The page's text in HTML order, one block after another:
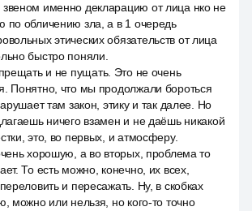
именно декларацию от лица нко не
по обличению зла, а в 1 очередь
этических обязательств от лица
быстро поняли.
и не пущать. Это не очень
Понятно, что мы продолжали бороться
там закон, этику и так далее. Но
ничего взамен и не даёшь никакой
это, во первых, и атмосферу.
хорошую, а во вторых, проблема то
То есть можно, конечно, их всех,
и пересажать. Ну, в скобках
можно или нельзя, но кого-то точно